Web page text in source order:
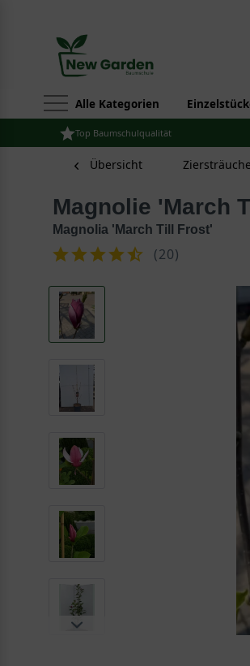
Alle Kategorien
Top Baumschulqualität
Übersicht
Magnolie 'March
Magnolia 'March Till Frost'
(20)